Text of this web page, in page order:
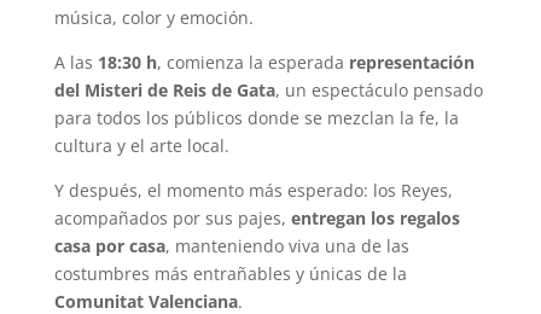
música, color y emoción.
A las 18:30 h, comienza la esperada representación
del Misteri de Reis de Gata, un espectáculo pensado
para todos los públicos donde se mezclan la fe, la
cultura y el arte local.
Y después, el momento más esperado: los Reyes,
acompañados por sus pajes, entregan los regalos
casa por casa, manteniendo viva una de las
costumbres más entrañables y únicas de la
Comunitat Valenciana.